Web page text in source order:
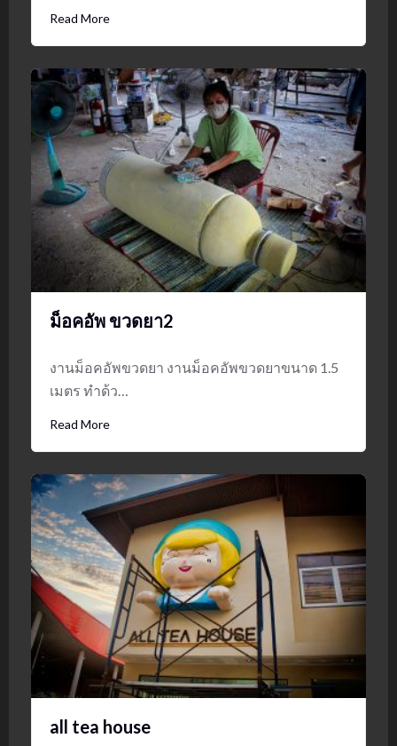
Read More
ม็อคอัพ ขวดยา2
งานม็อคอัพขวดยา งานม็อคอัพขวดยาขนาด 1.5
เมตร ทำด้ว…
Read More
all tea house